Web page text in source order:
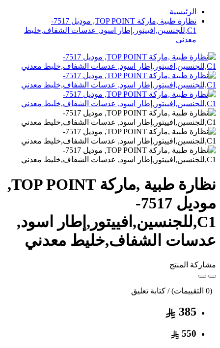
الرئيسية
نظارة طبية ,ماركة TOP POINT, موديل 7517-
C1,للجنسين,افييتور,إطار اسود, عدسات الشفاف,خليط
معدني
نظارة طبية ,ماركة TOP POINT,
موديل 7517-
C1,للجنسين,افييتور,إطار اسود,
عدسات الشفاف,خليط معدني
مشاركة المنتج
(0 التقييمات) / كتابة تعليق
385
550